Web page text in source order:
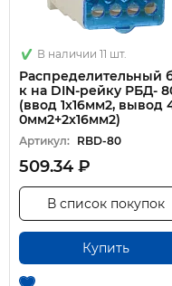
В наличии 11 шт.
Распределительный
к на DIN-рейку РБД-
(ввод 1х16мм2, вывод
0мм2+2х16мм2)
Артикул: RBD-80
509.34 ₽
Купить
В список покупок